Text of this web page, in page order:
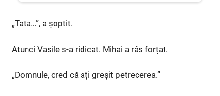
„Tata…”, a șoptit.
Atunci Vasile s-a ridicat. Mihai a râs forțat.
„Domnule, cred că ați greșit petrecerea.”